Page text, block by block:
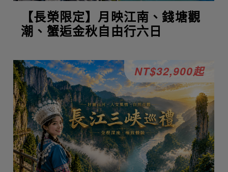
【長榮限定】月映江南、錢塘觀
潮、蟹逅金秋自由行六日
NT$32,900起